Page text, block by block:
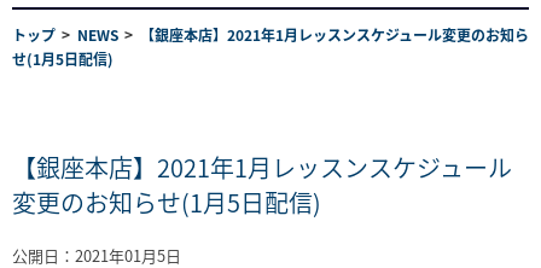
トップ NEWS
【銀座本店】2021年1月レッスンスケジュール変更のお知ら
せ(1月5日配信)
【銀座本店】2021年1月レッスンスケジュール
変更のお知らせ(1月5日配信)
公開日：2021年01月5日